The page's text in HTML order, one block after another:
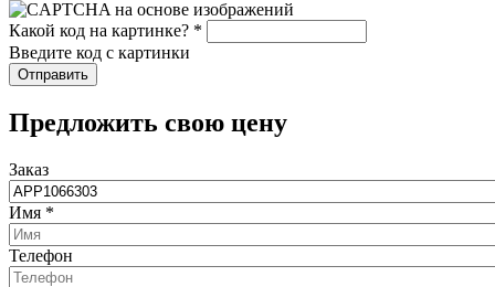
Какой код на картинке? *
Введите код с картинки
​Предложить свою цену
Заказ
Имя *
Телефон